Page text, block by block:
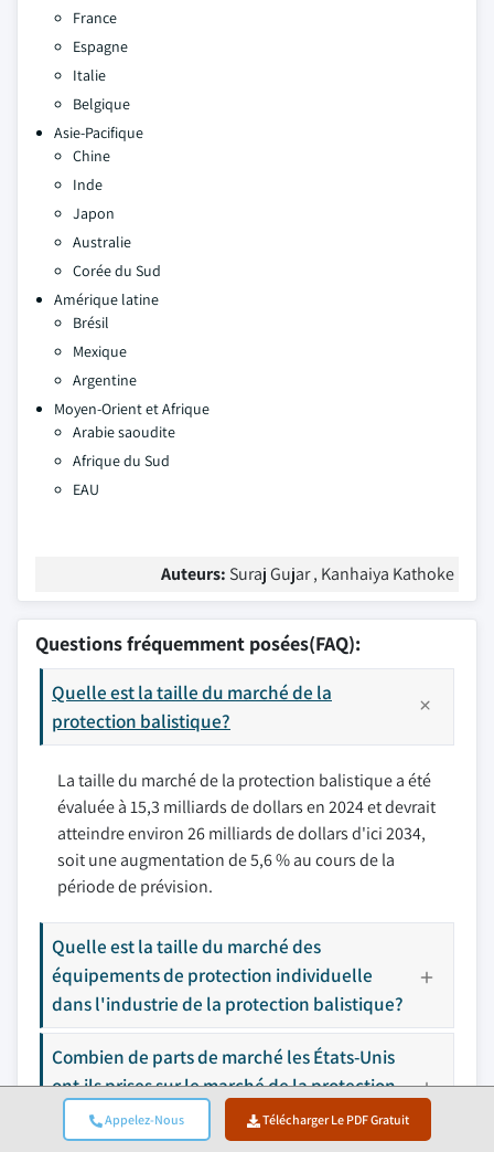
Appelez-Nous Télécharger Le PDF Gratuit
France
Espagne
Italie
Belgique
Asie-Pacifique
Chine
Inde
Japon
Australie
Corée du Sud
Amérique latine
Brésil
Mexique
Argentine
Moyen-Orient et Afrique
Arabie saoudite
Afrique du Sud
EAU
Auteurs: Suraj Gujar , Kanhaiya Kathoke
Questions fréquemment posées(FAQ):
Quelle est la taille du marché de la
protection balistique?
La taille du marché de la protection balistique a été
évaluée à 15,3 milliards de dollars en 2024 et devrait
atteindre environ 26 milliards de dollars d'ici 2034,
soit une augmentation de 5,6 % au cours de la
période de prévision.
Quelle est la taille du marché des
équipements de protection individuelle
dans l'industrie de la protection balistique?
Combien de parts de marché les États-Unis
ont-ils prises sur le marché de la protection
balistique en 2024?